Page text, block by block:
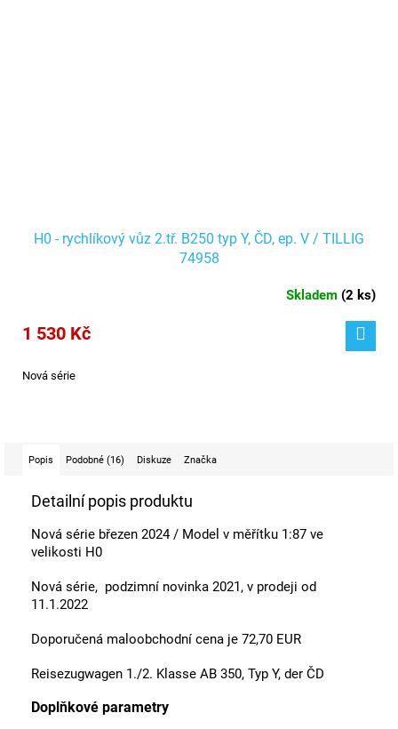
H0 - rychlíkový vůz 2.tř. B250 typ Y, ČD, ep. V / TILLIG
74958
Skladem (2 ks)
1 530 Kč
Nová série
Popis Podobné (16) Diskuze Značka
Detailní popis produktu
Nová série březen 2024 / Model v měřítku 1:87 ve
velikosti H0
Nová série, podzimní novinka 2021, v prodeji od
11.1.2022
Doporučená maloobchodní cena je 72,70 EUR
Reisezugwagen 1./2. Klasse AB 350, Typ Y, der ČD
Doplňkové parametry